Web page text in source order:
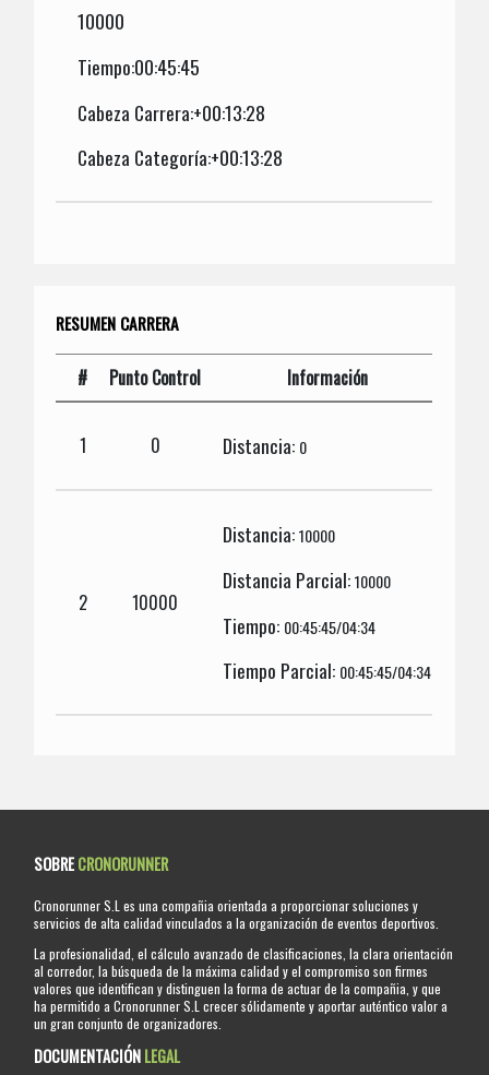
10000
Tiempo:00:45:45
Cabeza Carrera:+00:13:28
Cabeza Categoría:+00:13:28
RESUMEN CARRERA
# Punto Control Información
1 0 Distancia: 0
2 10000
Distancia:10000
Distancia Parcial:10000
Tiempo: 00:45:45/04:34
Tiempo Parcial: 00:45:45/04:34
SOBRECRONORUNNER
Cronorunner S.L es una compañia orientada a proporcionar soluciones y
servicios de alta calidad vinculados a la organización de eventos deportivos.
La profesionalidad, el cálculo avanzado de clasificaciones, la clara orientación
al corredor, la búsqueda de la máxima calidad y el compromiso son firmes
valores que identifican y distinguen la forma de actuar de la compañia, y que
ha permitido a Cronorunner S.L crecer sólidamente y aportar auténtico valor a
un gran conjunto de organizadores.
DOCUMENTACIÓNLEGAL